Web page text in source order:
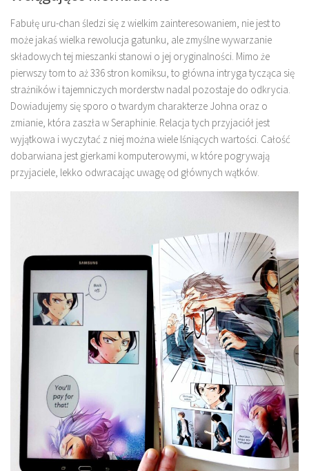
Fabułę uru-chan śledzi się z wielkim zainteresowaniem, nie jest to
może jakaś wielka rewolucja gatunku, ale zmyślne wywarzanie
składowych tej mieszanki stanowi o jej oryginalności. Mimo że
pierwszy tom to aż 336 stron komiksu, to główna intryga tycząca się
strażników i tajemniczych morderstw nadal pozostaje do odkrycia.
Dowiadujemy się sporo o twardym charakterze Johna oraz o
zmianie, która zaszła w Seraphinie. Relacja tych przyjaciół jest
wyjątkowa i wyczytać z niej można wiele lśniących wartości. Całość
dobarwiana jest gierkami komputerowymi, w które pogrywają
przyjaciele, lekko odwracając uwagę od głównych wątków.